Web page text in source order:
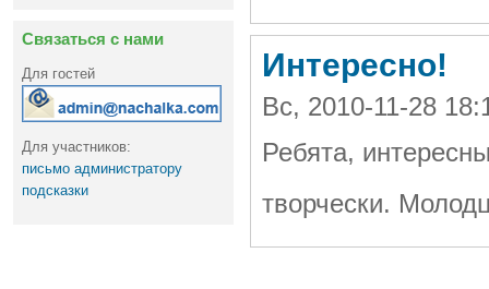
Связаться с нами
Для гостей
Для участников:
письмо администратору
подсказки
Интересно!
Вс, 2010-11-28
Ребята,
творчески.